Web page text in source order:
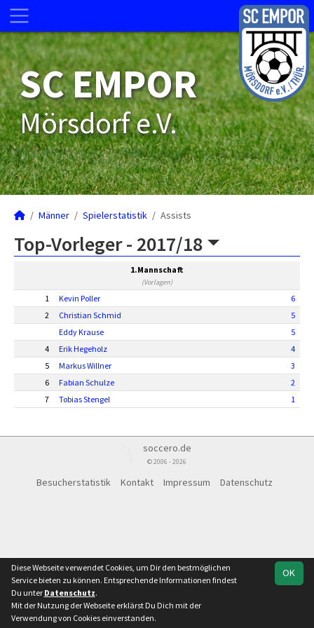
SC EMPOR
Mörsdorf e.V.
Männer Spielerstatistik Assists
Top-Vorleger - 2017/18
1.Mannschaft
(Vorlagen)
1 Kevin Poller
6
2
Christian Schmid
5
Eddy Krause
5
4
Erik Hegeholz
4
5
Markus Willner
3
6
Fabian Schulze
2
7
Tobias Stengel 1
soccero.de
© 2006 - 2026
Besucherstatistik Kontakt Impressum Datenschutz
OK
Diese Webseite verwendet Cookies, um Dir den bestmöglichen
Service bieten zu können. Entsprechende Informationen findest
Du unter Datenschutz.
Mit der Nutzung der Webseite erklärst Du Dich mit der
Verwendung von Cookies einverstanden.